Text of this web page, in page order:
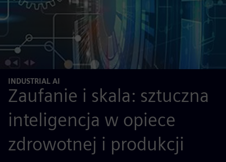
INDUSTRIAL AI
Zaufanie i skala: sztuczna
inteligencja w opiece
zdrowotnej i produkcji